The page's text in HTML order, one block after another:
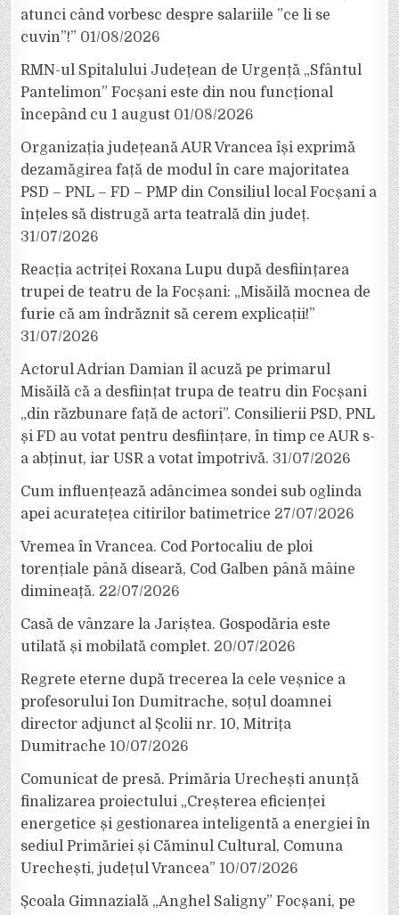
atunci când vorbesc despre salariile ”ce li se
cuvin”!” 01/08/2026
RMN-ul Spitalului Județean de Urgență „Sfântul
Pantelimon” Focșani este din nou funcțional
începând cu 1 august 01/08/2026
Organizația județeană AUR Vrancea își exprimă
dezamăgirea față de modul în care majoritatea
PSD – PNL – FD – PMP din Consiliul local Focșani a
înțeles să distrugă arta teatrală din județ.
31/07/2026
Reacția actriței Roxana Lupu după desființarea
trupei de teatru de la Focșani: „Misăilă mocnea de
furie că am îndrăznit să cerem explicații!”
31/07/2026
Actorul Adrian Damian îl acuză pe primarul
Misăilă că a desființat trupa de teatru din Focșani
„din răzbunare față de actori”. Consilierii PSD, PNL
și FD au votat pentru desființare, în timp ce AUR s-
a abținut, iar USR a votat împotrivă. 31/07/2026
Cum influențează adâncimea sondei sub oglinda
apei acuratețea citirilor batimetrice 27/07/2026
Vremea în Vrancea. Cod Portocaliu de ploi
torențiale până diseară, Cod Galben până mâine
dimineață. 22/07/2026
Casă de vânzare la Jariștea. Gospodăria este
utilată și mobilată complet. 20/07/2026
Regrete eterne după trecerea la cele veșnice a
profesorului Ion Dumitrache, soțul doamnei
director adjunct al Școlii nr. 10, Mitrița
Dumitrache 10/07/2026
Comunicat de presă. Primăria Urechești anunță
finalizarea proiectului „Creșterea eficienței
energetice și gestionarea inteligentă a energiei în
sediul Primăriei și Căminul Cultural, Comuna
Urechești, județul Vrancea” 10/07/2026
Școala Gimnazială „Anghel Saligny” Focșani, pe